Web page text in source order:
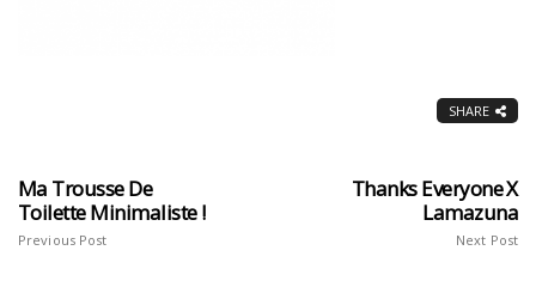
SHARE
Ma Trousse De
Toilette Minimaliste !
Previous Post
Thanks Everyone X
Lamazuna
Next Post